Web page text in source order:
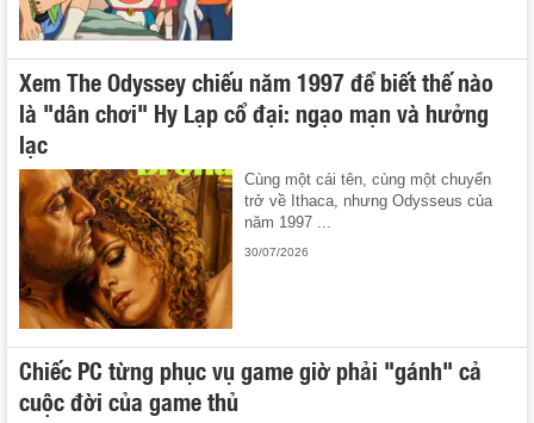
Xem The Odyssey chiếu năm 1997 để biết thế nào
là "dân chơi" Hy Lạp cổ đại: ngạo mạn và hưởng
lạc
Cùng một cái tên, cùng một chuyến
trở về Ithaca, nhưng Odysseus của
năm 1997 ...
30/07/2026
Chiếc PC từng phục vụ game giờ phải "gánh" cả
cuộc đời của game thủ